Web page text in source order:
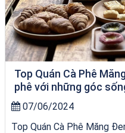
Top Quán Cà Phê
phê với những góc
07/06/2024
Top Quán Cà Phê Măng